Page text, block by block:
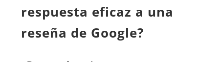
respuesta eficaz a una
reseña de Google?